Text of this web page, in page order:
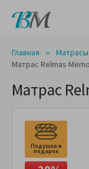
Главная Матрасы
Матрас Relmas
Матрас
Подушка в
подарок